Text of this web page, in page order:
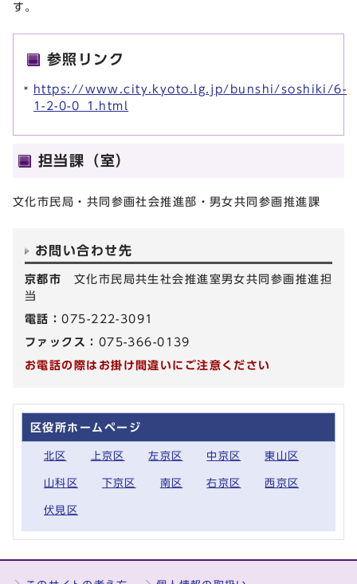
す。
参照リンク
https://www.city.kyoto.lg.jp/bunshi/soshiki/6-
1-2-0-0_1.html
担当課（室）
文化市民局・共同参画社会推進部・男女共同参画推進課
お問い合わせ先
京都市 文化市民局共生社会推進室男女共同参画推進担
当
電話：075-222-3091
ファックス： 075-366-0139
お電話の際はお掛け間違いにご注意ください
区役所ホームページ
北区 上京区 左京区 中京区 東山区
山科区 下京区 南区 右京区 西京区
伏見区